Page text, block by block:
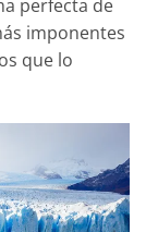
perfecta de
imponentes
que lo